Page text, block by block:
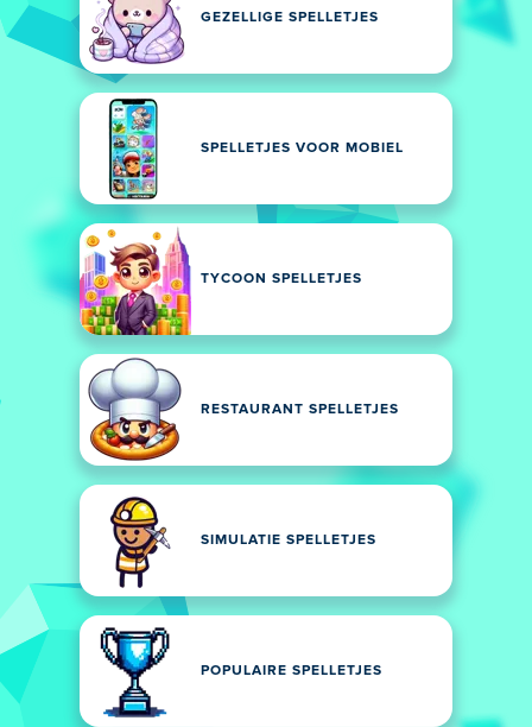
GEZELLIGE SPELLETJES
SPELLETJES VOOR MOBIEL
TYCOON SPELLETJES
RESTAURANT SPELLETJES
SIMULATIE SPELLETJES
POPULAIRE SPELLETJES